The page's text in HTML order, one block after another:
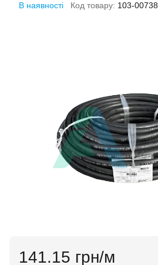
В наявності Код товару: 103-00738
141.15 грн/м